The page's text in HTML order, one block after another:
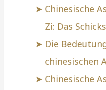
Chinesische
Zi: Das
Die
chinesischen
Chinesische